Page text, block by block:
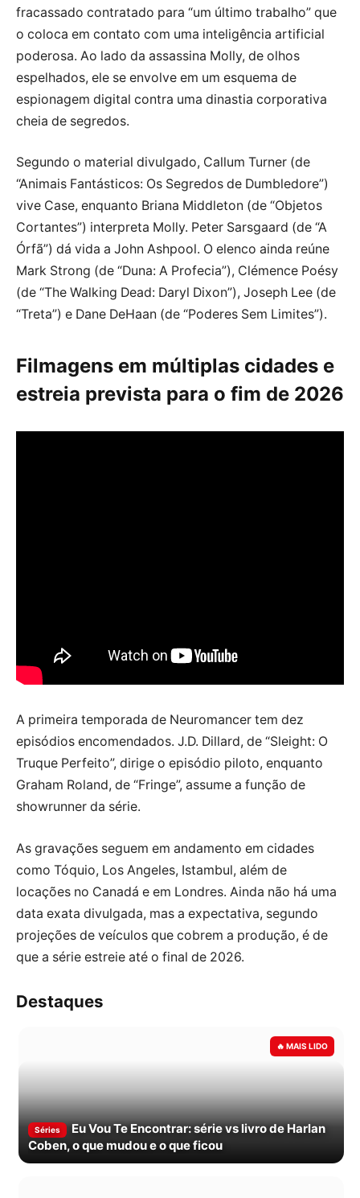
fracassado contratado para “um último trabalho” que
o coloca em contato com uma inteligência artificial
poderosa. Ao lado da assassina Molly, de olhos
espelhados, ele se envolve em um esquema de
espionagem digital contra uma dinastia corporativa
cheia de segredos.
Segundo o material divulgado, Callum Turner (de
“Animais Fantásticos: Os Segredos de Dumbledore”)
vive Case, enquanto Briana Middleton (de “Objetos
Cortantes”) interpreta Molly. Peter Sarsgaard (de “A
Órfã”) dá vida a John Ashpool. O elenco ainda reúne
Mark Strong (de “Duna: A Profecia”), Clémence Poésy
(de “The Walking Dead: Daryl Dixon”), Joseph Lee (de
“Treta”) e Dane DeHaan (de “Poderes Sem Limites”).
Filmagens em múltiplas cidades e
estreia prevista para o fim de 2026
A primeira temporada de Neuromancer tem dez
episódios encomendados. J.D. Dillard, de “Sleight: O
Truque Perfeito”, dirige o episódio piloto, enquanto
Graham Roland, de “Fringe”, assume a função de
showrunner da série.
As gravações seguem em andamento em cidades
como Tóquio, Los Angeles, Istambul, além de
locações no Canadá e em Londres. Ainda não há uma
data exata divulgada, mas a expectativa, segundo
projeções de veículos que cobrem a produção, é de
que a série estreie até o final de 2026.
Destaques
Séries
Eu Vou Te Encontrar: série vs livro de Harlan
Coben, o que mudou e o que ficou